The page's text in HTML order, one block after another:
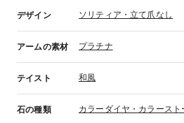
デザイン ソリティア・立て爪なし
アームの素材 プラチナ
テイスト 和風
石の種類 カラーダイヤ・カラース